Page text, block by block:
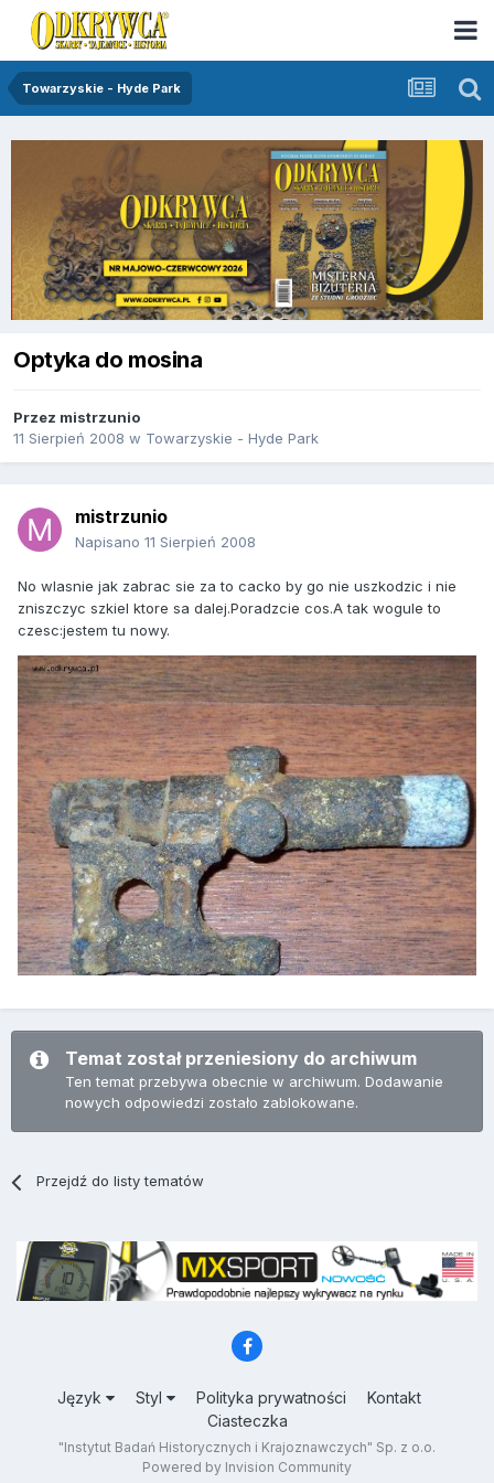
Towarzyskie - Hyde Park
Optyka do mosina
Przez mistrzunio
11 Sierpień 2008 w Towarzyskie - Hyde Park
mistrzunio
Napisano 11 Sierpień 2008
No wlasnie jak zabrac sie za to cacko by go nie uszkodzic i nie
zniszczyc szkiel ktore sa dalej.Poradzcie cos.A tak wogule to
czesc:jestem tu nowy.
Temat został przeniesiony do archiwum
Ten temat przebywa obecnie w archiwum. Dodawanie
nowych odpowiedzi zostało zablokowane.
Przejdź do listy tematów
Język Styl Polityka prywatności
Kontakt
Ciasteczka
"Instytut Badań Historycznych i Krajoznawczych" Sp. z o.o.
Powered by Invision Community